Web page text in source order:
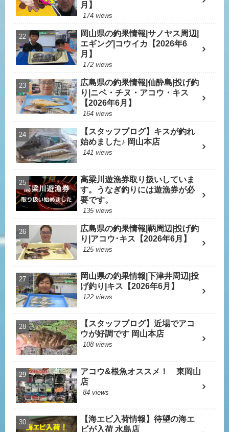
月】
174 views
岡山県の釣果情報|サノヤス周辺|
エギング|コウイカ【2026年6
月】
172 views
広島県の釣果情報|仙酔島|投げ釣
り|ニベ・チヌ・アコウ・キス
【2026年6月】
164 views
【スタッフブログ】キスが釣れ
始めました♪ 岡山本店
141 views
高梁川遊漁券取り扱いしていま
す。うなぎ釣りには遊漁券が必
要です。
135 views
広島県の釣果情報|鞆周辺|投げ釣
り|アコウ･キス【2026年6月】
125 views
岡山県の釣果情報|下津井周辺|投
げ釣り|キス【2026年6月】
122 views
【スタッフブログ】近場でアコ
ウが好調です 岡山本店
108 views
アコウ&根魚オススメ！ 東岡山
店
84 views
【海エビ入荷情報】待望の海エ
ビが入荷 水島店